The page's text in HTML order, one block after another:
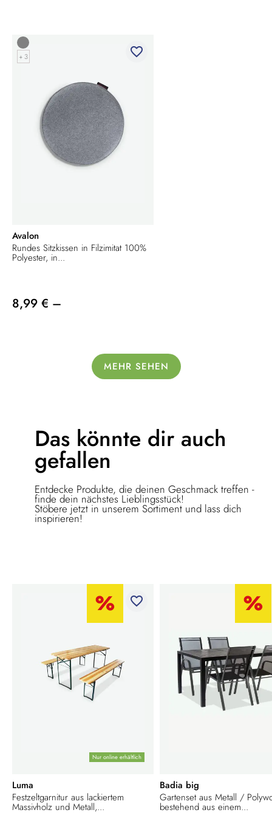
+ 3 favorite_border
Avalon
Rundes Sitzkissen in Filzimitat 100%
Polyester, in...
8,99 € –
MEHR SEHEN
Das könnte dir auch
gefallen
Entdecke Produkte, die deinen Geschmack treffen -
finde dein nächstes Lieblingsstück!
Stöbere jetzt in unserem Sortiment und lass dich
inspirieren!
Nur online erhältlich
favorite_border
Luma
Festzeltgarnitur aus lackiertem
Massivholz und Metall,...
Badia big
Gartenset aus Metall /
bestehend aus einem...